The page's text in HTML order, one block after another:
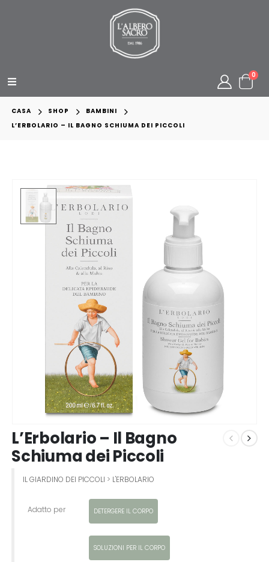
0
CASA SHOP
BAMBINI
L’ERBOLARIO – IL BAGNO SCHIUMA DEI PICCOLI
L’Erbolario – Il Bagno
Schiuma dei Piccoli
IL GIARDINO DEI PICCOLI > L'ERBOLARIO
Adatto per DETERGERE IL CORPO
SOLUZIONI PER IL CORPO